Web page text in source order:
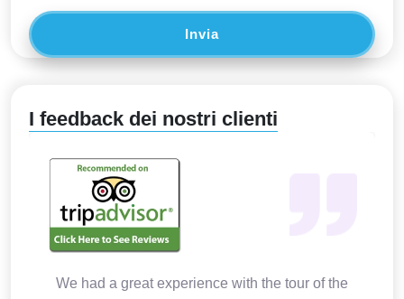
Invia
I feedback dei nostri clienti
We had a great experience with the tour of the